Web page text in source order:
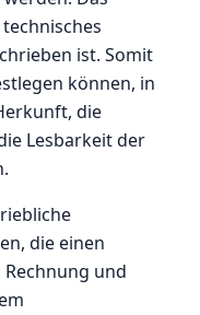
ist. Somit
können, in
die
Lesbarkeit der
die einen
und